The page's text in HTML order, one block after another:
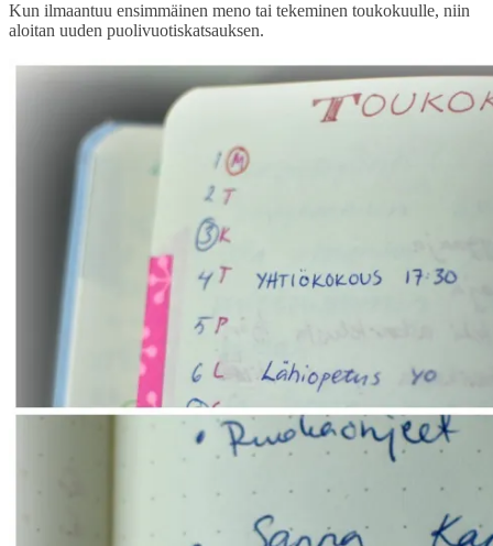
Kun ilmaantuu ensimmäinen meno tai tekeminen toukokuulle, niin
aloitan uuden puolivuotiskatsauksen.